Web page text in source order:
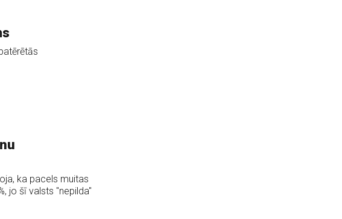
ka pacels muitas
jo šī valsts "nepilda"